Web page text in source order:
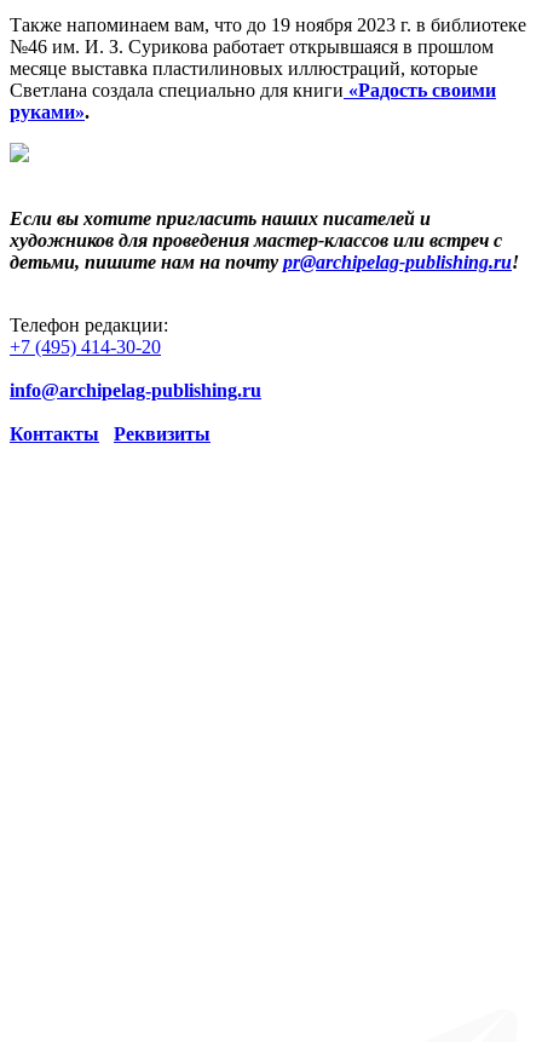
Также напоминаем вам, что до 19 ноября 2023 г. в библиотеке
№46 им. И. З. Сурикова работает открывшаяся в прошлом
месяце выставка пластилиновых иллюстраций, которые
Светлана создала специально для книги «Радость своими
руками».
Если вы хотите пригласить наших писателей и
художников для проведения мастер-классов или встреч с
детьми, пишите нам на почту pr@archipelag-publishing.ru!
Телефон редакции:
+7 (495) 414-30-20
info@archipelag-publishing.ru
Контакты Реквизиты